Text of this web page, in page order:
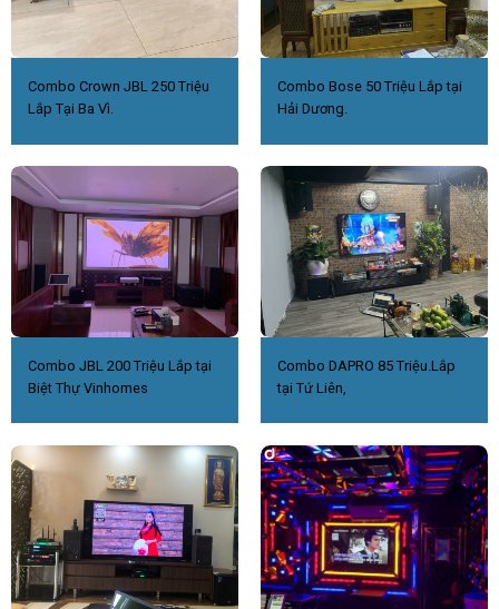
Combo Crown JBL 250 Triệu
Lắp Tại Ba Vì.
Combo Bose 50 Triệu Lắp tại
Hải Dương.
Combo JBL 200 Triệu Lắp tại
Biệt Thự Vinhomes
Combo DAPRO 85 Triệu.Lắp
tại Tứ Liên,